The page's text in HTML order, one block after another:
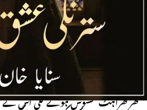
Base | Police Officer Hero
Base | Romantic Novel
اس نے نینا کا میسیج دیکھ کر موبائل لا
اور خود بھی وہیں بیٹھ گئی زار کے
ساتھ ساتھ خود کو بھی کوسنے لگی زار کا
سے گلے لگنا اور اُسے ہاتھ لگانا
تھرتھراہٹ محسوس ہونے لگی اُس نے